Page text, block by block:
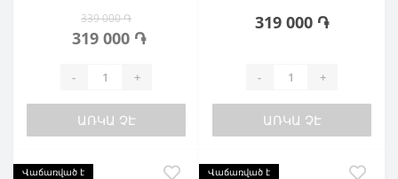
339 000 ֏
319 000 ֏
- +
ԱՌԿԱ ՉԷ
319 000 ֏
- +
ԱՌԿԱ ՉԷ
Վաճառված է Վաճառված է